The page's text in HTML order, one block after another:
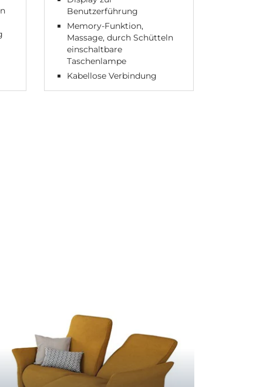
Benutzerführung
Memory-Funktion,
Massage, durch Schütteln
einschaltbare
Taschenlampe
Kabellose Verbindung